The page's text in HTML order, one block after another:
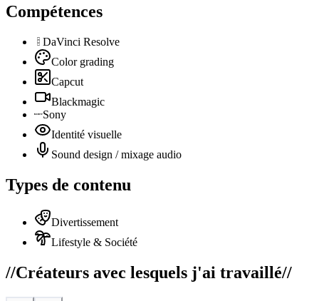
Compétences
DaVinci Resolve
Color grading
Capcut
Blackmagic
Sony
Identité visuelle
Sound design / mixage audio
Types de contenu
Divertissement
Lifestyle & Société
//Créateurs avec lesquels j'ai travaillé//